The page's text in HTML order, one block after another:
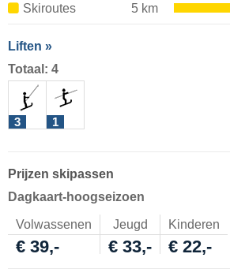
Skiroutes
5 km
Liften »
Totaal: 4
3 1
Prijzen skipassen
Dagkaart-hoogseizoen
Volwassenen Jeugd Kinderen
€ 39,- € 33,- € 22,-